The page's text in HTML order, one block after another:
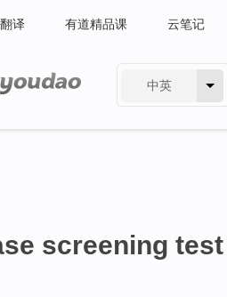
翻译 有道精品课 云笔记
中英
screening